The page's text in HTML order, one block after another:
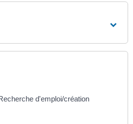
d'emploi/création